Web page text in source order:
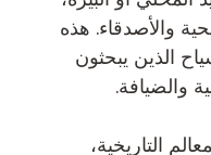
والأصدقاء. هذه
الذين يبحثون
والضيافة.
التاريخية،